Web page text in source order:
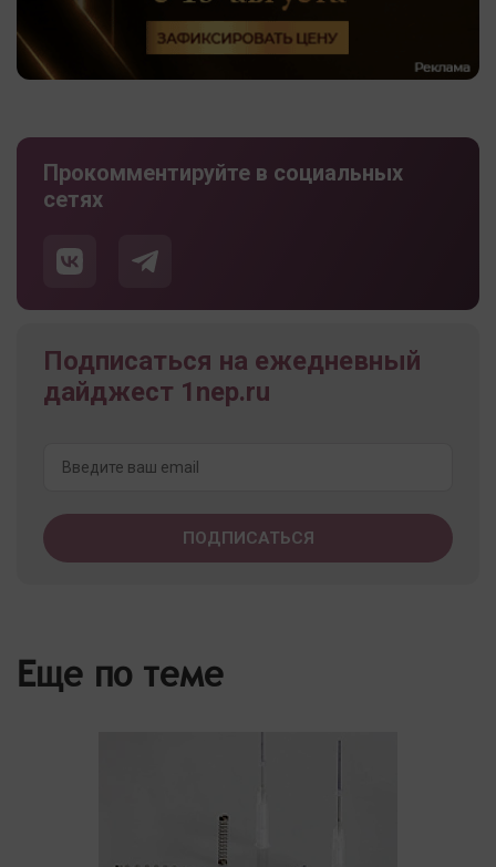
Прокомментируйте в социальных
сетях
Подписаться на ежедневный
дайджест 1nep.ru
Еще по теме